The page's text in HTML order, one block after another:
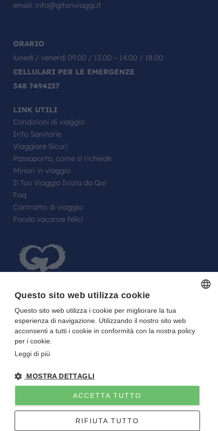
email: info@gitanviaggi.it
ORARIO
lunedì / venerdì 09.00 / 13.00 – 14.00 / 18.00
CELLULARI PER LE EMERGENZE
348 7494237
LINK UTILI
Condizioni di viaggio
Info Sanitarie
Viaggiare Sicuri
Passaporto, come si richiede
Minori in viaggio
Il Tuo Viaggio Inizia da Qui
Faq
Contratto di viaggio
Fondo vacanze felici
FARE UN REGALO AGLI SPOSI O A UN
FESTEGGIATO?
La tua Lista in Viaggio…
Gitan viaggiNOTE LEGALI-PRIVACY- DIRETTIVA UE 2015/2032
P.I. E C.F. 01922670227 - CAPITALE SOCIALE I.V. 10.000 EURO
Questo sito web utilizza cookie
Questo sito web utilizza i cookie per migliorare la tua
esperienza di navigazione. Utilizzando il nostro sito web
acconsenti a tutti i cookie in conformità con la nostra policy
per i cookie.
Leggi di più
MOSTRA DETTAGLI
ACCETTA TUTTO
RIFIUTA TUTTO